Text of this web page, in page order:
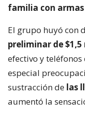
familia con
El grupo huyó con
preliminar de
efectivo y
especial
sustracción de las
aumentó la